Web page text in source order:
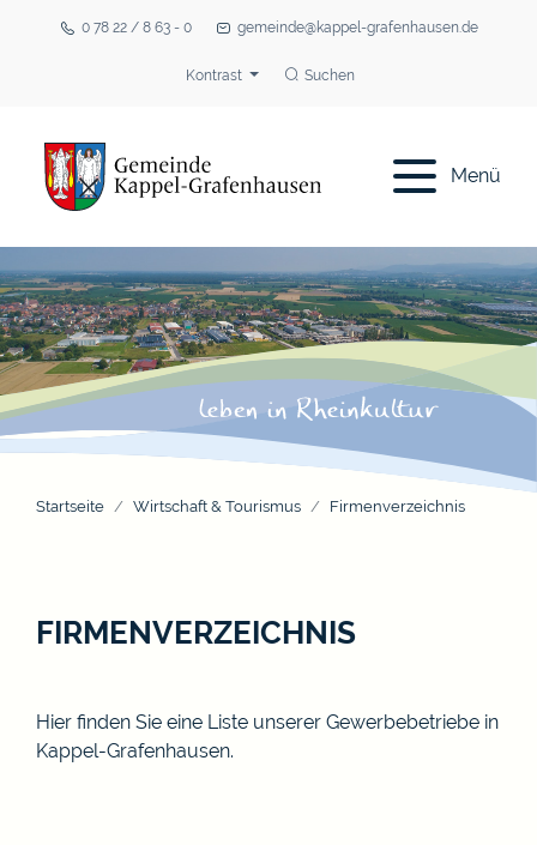
0 78 22 / 8 63 - 0 gemeinde@kappel-grafenhausen.de
Kontrast Suchen
Menü
Startseite Wirtschaft & Tourismus Firmenverzeichnis
FIRMENVERZEICHNIS
Hier finden Sie eine Liste unserer Gewerbebetriebe in
Kappel-Grafenhausen.